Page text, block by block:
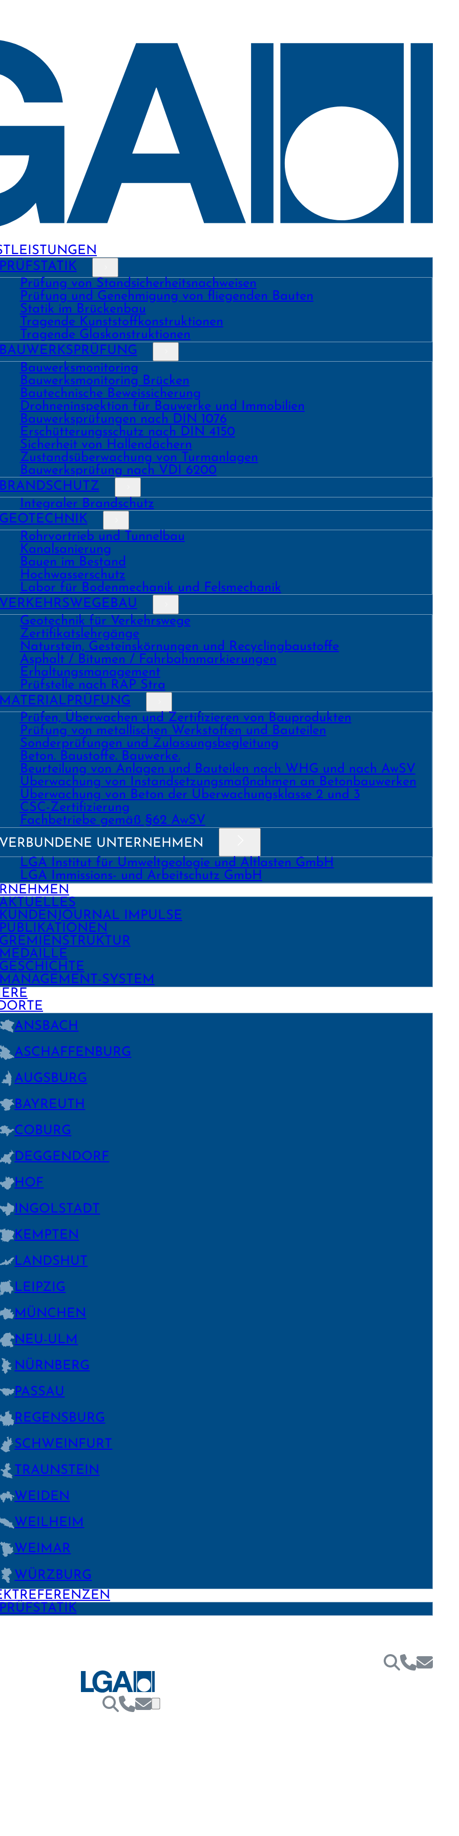
Prüfung von Stand­sicher­heits­nach­weisen
Prüfung und Geneh­migung von fliegenden Bauten
Statik im Brückenbau
Tragende Kunst­stoff­konstruk­tionen
Tragende Glas­konstruk­tionen
Bauwerks­monitoring
Bauwerks­monitoring Brücken
Bau­tech­nische Beweis­sicherung
Drohnen­inspektion für Bauwerke und Immobilien
Bau­werks­prüfungen nach DIN 1076
Erschüt­terungs­schutz nach DIN 4150
Sicher­heit von Hallen­dächern
Zustands­überwachung von Turm­anlagen
Bauwerks­prüfung nach VDI 6200
Integraler Brandschutz
Rohrvortrieb und Tunnelbau
Kanal­sanierung
Bauen im Bestand
Hochwasser­schutz
Labor für Boden­mechanik und Fels­mechanik
Geo­technik für Verkehrs­wege
Zertifikats­lehrgänge
Natur­stein, Gesteins­kör­nungen und Recycling­baustoffe
Asphalt / Bitumen / Fahrbahnmarkierungen
Erhaltungs­manage­ment
Prüf­stelle nach RAP Stra
Prüfen, Überwachen und Zertifizieren von Bauprodukten
Prüfung von metallischen Werk­stoffen und Bau­teilen
Sonder­prüfungen und Zulassungs­begleitung
Beton. Bau­stoffe. Bau­werke.
Beurtei­lung von Anlagen und Bau­teilen nach WHG und nach AwSV
Über­wachung von Instand­setzungs­maß­nahmen an Beton­bau­werken
Über­wachung von Beton der Über­wachungs­klasse 2 und 3
CSC-Zertifizierung
Fach­­betriebe gemäß §62 AwSV
UNTERNEHMEN
LGA Institut für Umweltgeologie und Altlasten GmbH
LGA Immissions- und Arbeitschutz GmbH
IMPULSE
SYSTEM
ANSBACH
ASCHAFFEN­BURG
AUGSBURG
BAYREUTH
COBURG
DEGGEN­DORF
HOF
INGOLSTADT
KEMPTEN
LANDSHUT
LEIPZIG
MÜNCHEN
NEU-ULM
NÜRNBERG
PASSAU
REGENS­BURG
SCHWEIN­FURT
TRAUNSTEIN
WEIDEN
WEILHEIM
WEIMAR
WÜRZBURG